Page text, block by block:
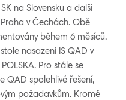
na Slovensku a další
v Čechách. Obě
během 6 měsíců.
nasazení IS QAD v
Pro stále se
QAD spolehlivé řešení,
požadavkům. Kromě